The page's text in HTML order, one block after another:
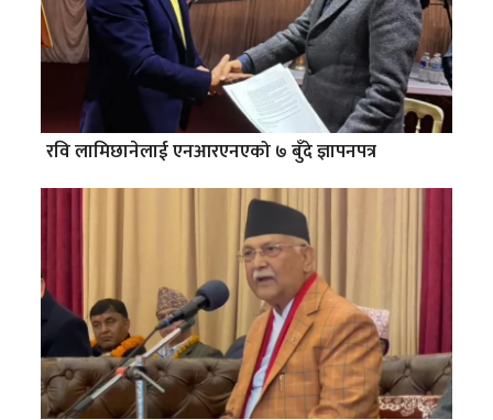
रवि लामिछानेलाई एनआरएनएको ७ बुँदे ज्ञापनपत्र